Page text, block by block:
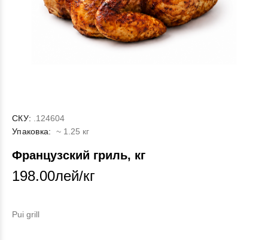
СКУ: .124604
Упаковка: ~ 1.25 кг
Французский гриль, кг
198.00лей/кг
Pui grill